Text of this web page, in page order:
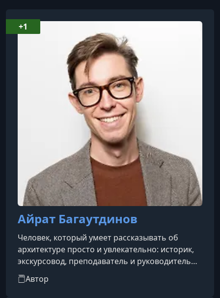
Айрат Багаутдинов
Человек, который умеет рассказывать об
архитектуре просто и увлекательно: историк,
экскурсовод, преподаватель и руководитель
проекта «Глазами инженера».
Автор
+1